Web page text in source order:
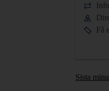
Få
Sista